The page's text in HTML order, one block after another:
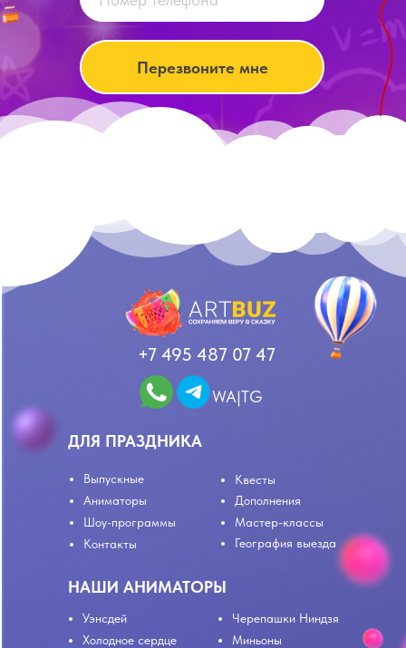
Перезвоните мне
НАШИ АНИМАТОРЫ
Уэнсдей
Холодное сердце
Черепашки Ниндзя
Миньоны
+7 495 487 07 47
ДЛЯ ПРАЗДНИКА
Аниматоры
Шоу-программы
Квесты
Мастер-классы
Дополнения
WA|TG
Контакты География выезда
Выпускные